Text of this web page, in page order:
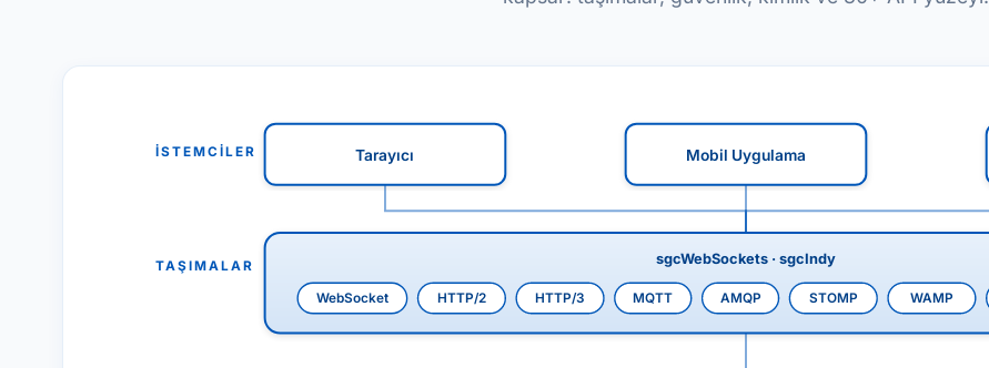
İSTEMCİLER Tarayıcı Mobil Uygulama
TAŞIMALAR sgcWebSockets · sgcIndy
WebSocket HTTP/2 HTTP/3 MQTT AMQP STOMP WAMP